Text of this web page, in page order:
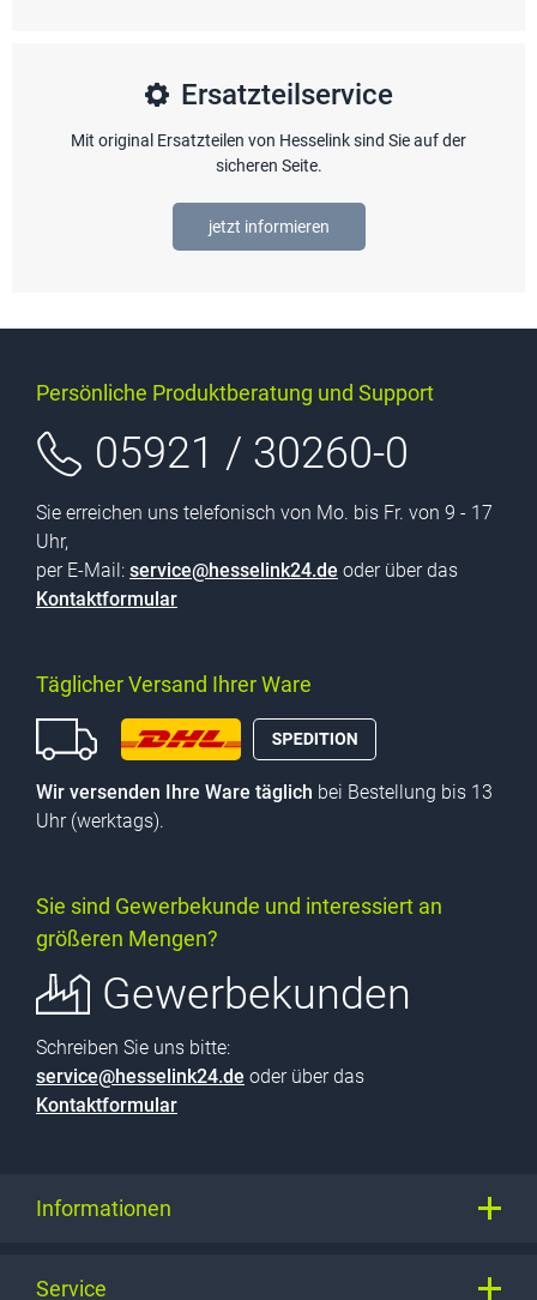
Ersatzteilservice
Mit original Ersatzteilen von Hesselink sind Sie auf der
sicheren Seite.
jetzt informieren
Persönliche Produktberatung und Support
05921 / 30260-0
Sie erreichen uns telefonisch von Mo. bis Fr. von 9 - 17
Uhr,
per E-Mail: service@hesselink24.de oder über das
Kontaktformular
Täglicher Versand Ihrer Ware
Wir versenden Ihre Ware täglich bei Bestellung bis 13
Uhr (werktags).
Sie sind Gewerbekunde und interessiert an
größeren Mengen?
Gewerbekunden
Schreiben Sie uns bitte:
service@hesselink24.de oder über das
Kontaktformular
Informationen
Service